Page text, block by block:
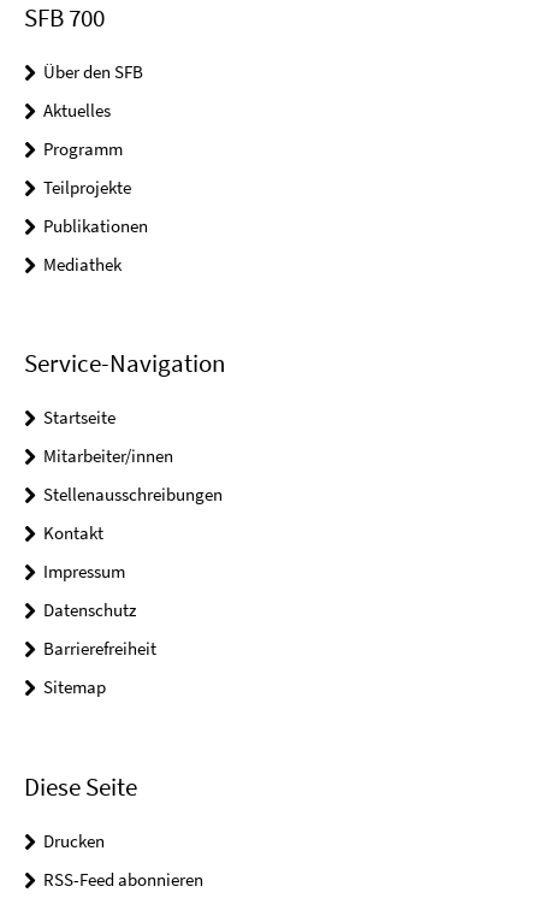
SFB 700
Über den SFB
Aktuelles
Programm
Teilprojekte
Publikationen
Mediathek
Service-Navigation
Startseite
Mitarbeiter/innen
Stellenausschreibungen
Kontakt
Impressum
Datenschutz
Barrierefreiheit
Sitemap
Diese Seite
Drucken
RSS-Feed abonnieren